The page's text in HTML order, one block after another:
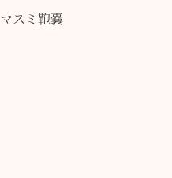
マスミ鞄嚢